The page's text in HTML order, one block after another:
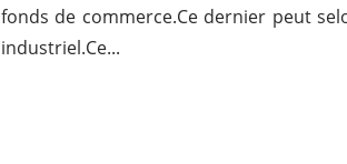
fonds de commerce.Ce dernier peut
industriel.Ce...